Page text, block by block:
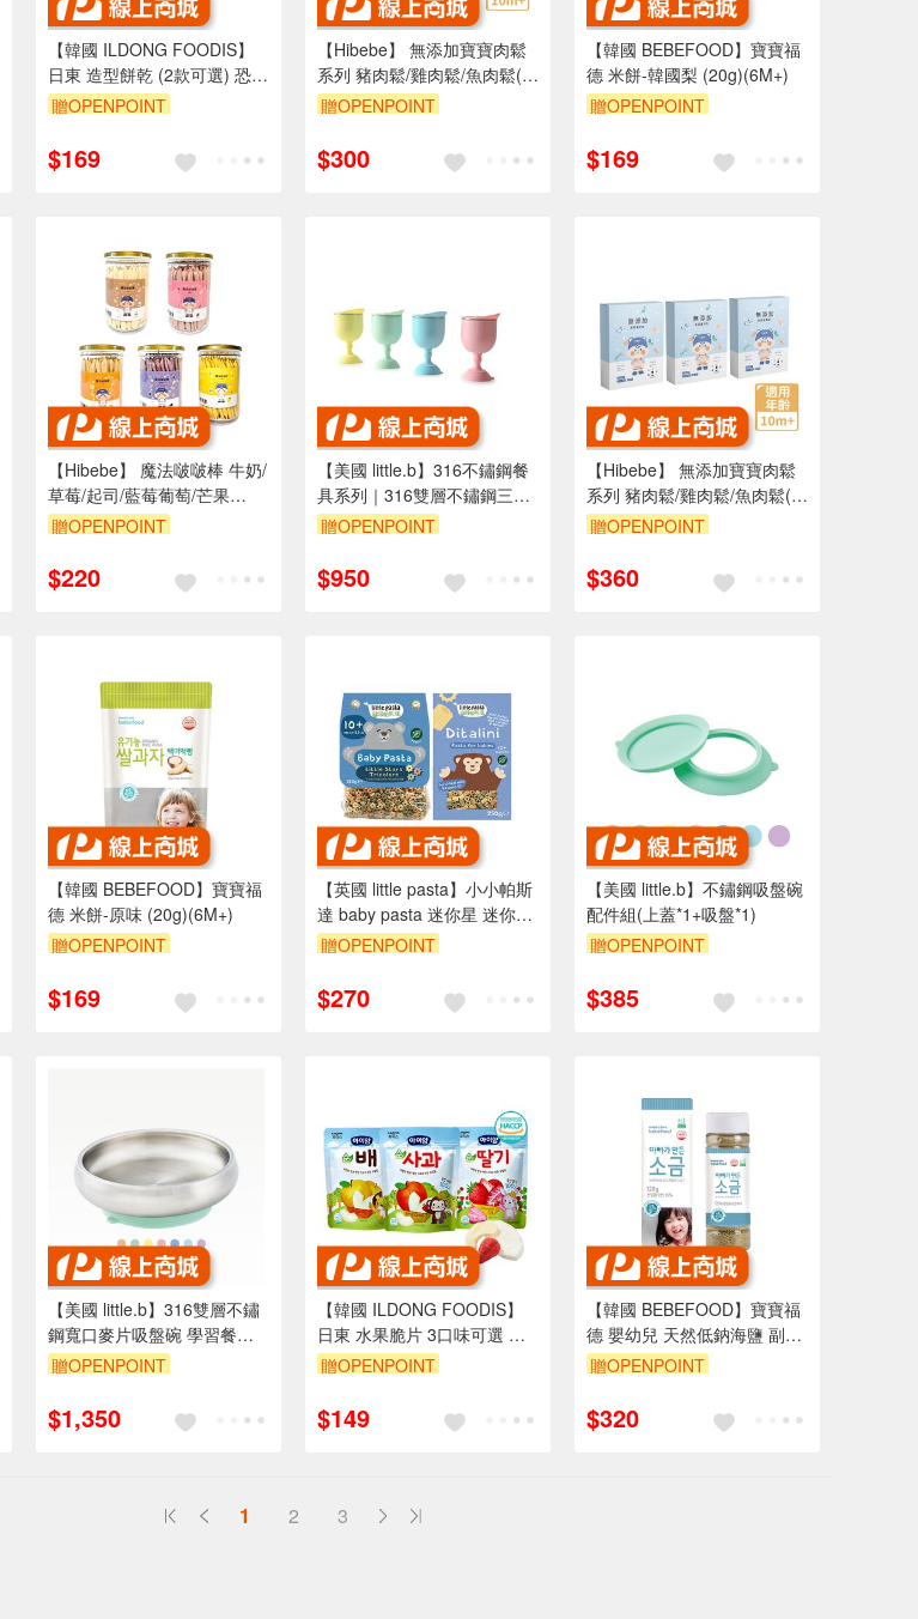
【韓國 ILDONG FOODIS】
日東 造型餅乾 (2款可選) 恐
龍/小魚 寶寶餅乾
贈OPENPOINT
$169
【Hibebe】 無添加寶寶肉鬆
系列 豬肉鬆/雞肉鬆/魚肉鬆(2
包入/組)（10個月以上適用）
贈OPENPOINT
$300
【韓國 BEBEFOOD】寶寶福
德 米餅-韓國梨 (20g)(6M+)
贈OPENPOINT
$169
【Hibebe】 魔法啵啵棒 牛奶/
草莓/起司/藍莓葡萄/芒果
(150g/罐) 零食 送禮選擇
贈OPENPOINT
$220
【美國 little.b】316不鏽鋼餐
具系列｜316雙層不鏽鋼三用
學飲杯 多色可選
贈OPENPOINT
$950
【Hibebe】 無添加寶寶肉鬆
系列 豬肉鬆/雞肉鬆/魚肉鬆(2
包入/組)（10個月以上適用）
贈OPENPOINT
$360
【韓國 BEBEFOOD】寶寶福
德 米餅-原味 (20g)(6M+)
贈OPENPOINT
$169
【英國 little pasta】小小帕斯
達 baby pasta 迷你星 迷你管
造型 寶寶義大利麵 寶寶麵 副
贈OPENPOINT
$270
【美國 little.b】不鏽鋼吸盤碗
配件組(上蓋*1+吸盤*1)
贈OPENPOINT
$385
【美國 little.b】316雙層不鏽
鋼寬口麥片吸盤碗 學習餐具
多色可選
贈OPENPOINT
$1,350
【韓國 ILDONG FOODIS】
日東 水果脆片 3口味可選 蘋
果 草莓 梨子 寶寶餅乾
贈OPENPOINT
$149
【韓國 BEBEFOOD】寶寶福
德 嬰幼兒 天然低鈉海鹽 副食
品調味(120g)
贈OPENPOINT
$320
1 2 3